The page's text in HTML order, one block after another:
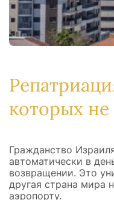
которых
Гражданство
автоматически в
возвращении. Это
другая страна мира
аэропорту.